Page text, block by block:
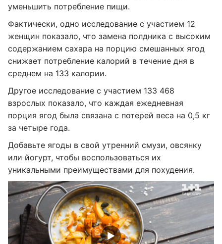
уменьшить потребление пищи.
Фактически, одно исследование с участием 12
женщин показало, что замена полдника с высоким
содержанием сахара на порцию смешанных ягод
снижает потребление калорий в течение дня в
среднем на 133 калории.
Другое исследование с участием 133 468
взрослых показало, что каждая ежедневная
порция ягод была связана с потерей веса на 0,5 кг
за четыре года.
Добавьте ягоды в свой утренний смузи, овсянку
или йогурт, чтобы воспользоваться их
уникальными преимуществами для похудения.